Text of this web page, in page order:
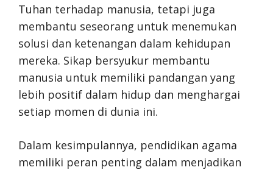
Tuhan terhadap manusia, tetapi juga
membantu seseorang untuk menemukan
solusi dan ketenangan dalam kehidupan
mereka. Sikap bersyukur membantu
manusia untuk memiliki pandangan yang
lebih positif dalam hidup dan menghargai
setiap momen di dunia ini.
Dalam kesimpulannya, pendidikan agama
memiliki peran penting dalam menjadikan